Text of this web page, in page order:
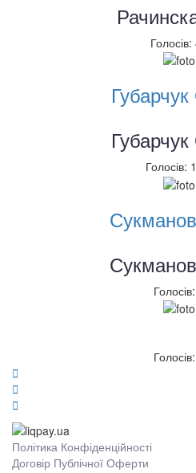
Голосів:
Політика Конфіденційності
Договір Публічної Оферти